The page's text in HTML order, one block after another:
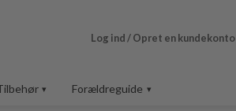
Log ind / Opret en kundekonto
Forældreguide